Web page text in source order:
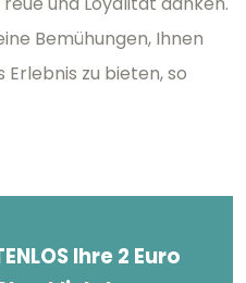
Bemühungen, Ihnen
zu bieten, so
Ihre 2 Euro